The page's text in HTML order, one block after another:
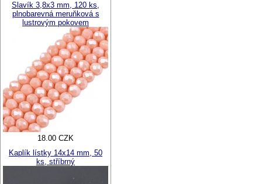
Slavík 3,8x3 mm, 120 ks,
plnobarevná meruňková s
lustrovým pokovem
18.00 CZK
Kaplík lístky 14x14 mm, 50
ks, stříbrný